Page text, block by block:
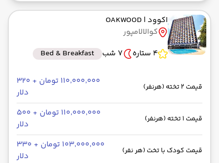
اکوود | OAKWOOD
کوالالامپور
4 ستاره
7 شب Bed & Breakfast
قیمت 2 تخته (هرنفر)
۱۱۰٬۰۰۰٬۰۰۰ تومان + ۳۲۰
دلار
قیمت 1 تخته (هرنفر)
۱۱۰٬۰۰۰٬۰۰۰ تومان + ۵۰۰
دلار
قیمت کودک با تخت (هر نفر)
۱۰۳٬۰۰۰٬۰۰۰ تومان + ۳۳۰
دلار